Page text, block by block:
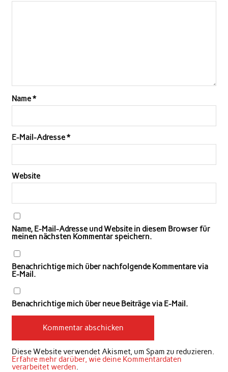
Name*
E-Mail-Adresse*
Website
Name, E-Mail-Adresse und Website in diesem Browser für
meinen nächsten Kommentar speichern.
Benachrichtige mich über nachfolgende Kommentare via
E-Mail.
Benachrichtige mich über neue Beiträge via E-Mail.
Diese Website verwendet Akismet, um Spam zu reduzieren.
Erfahre mehr darüber, wie deine Kommentardaten
verarbeitet werden.